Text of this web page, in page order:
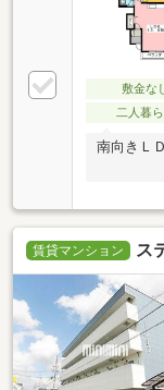
敷金な
二人暮
南向きＬ
賃貸マンション ス